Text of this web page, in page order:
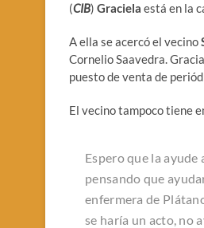
(CIB) Graciela está en la
A ella se acercó el vecino
Cornelio Saavedra.
puesto de venta de
El vecino tampoco tiene
Espero que la
pensando que
enfermera de
se haría un acto, no